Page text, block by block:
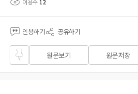
이용수 12
인용하기 공유하기
즐겨
찾기
원문보기 원문저장